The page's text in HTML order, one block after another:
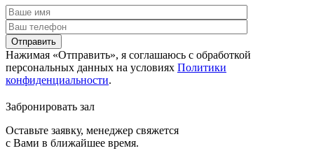
Отправить
Нажимая «Отправить», я соглашаюсь c обработкой
персональных данных на условиях Политики
конфиденциальности.
Забронировать зал
Оставьте заявку, менеджер свяжется
с Вами в ближайшее время.